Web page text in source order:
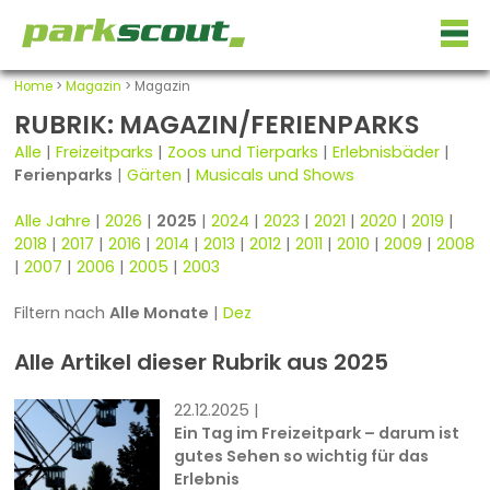
Home> Magazin > Magazin
RUBRIK: MAGAZIN/FERIENPARKS
Alle | Freizeitparks | Zoos und Tierparks | Erlebnisbäder|
Ferienparks | Gärten | Musicals und Shows
Alle Jahre | 2026 | 2025 | 2024 | 2023 | 2021 | 2020 | 2019 |
2018 | 2017 | 2016 | 2014 | 2013 | 2012| 2011 | 2010 | 2009 | 2008
| 2007 | 2006 | 2005 | 2003
Filtern nach Alle Monate | Dez
Alle Artikel dieser Rubrik aus 2025
22.12.2025 |
Ein Tag im Freizeitpark – darum ist
gutes Sehen so wichtig für das
Erlebnis